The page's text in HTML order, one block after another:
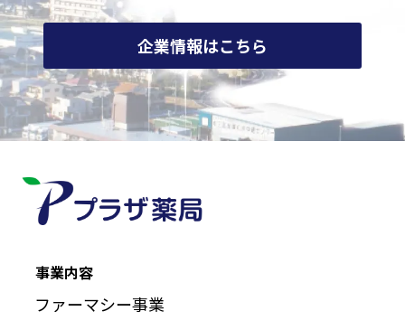
企業情報はこちら
事業内容
ファーマシー事業